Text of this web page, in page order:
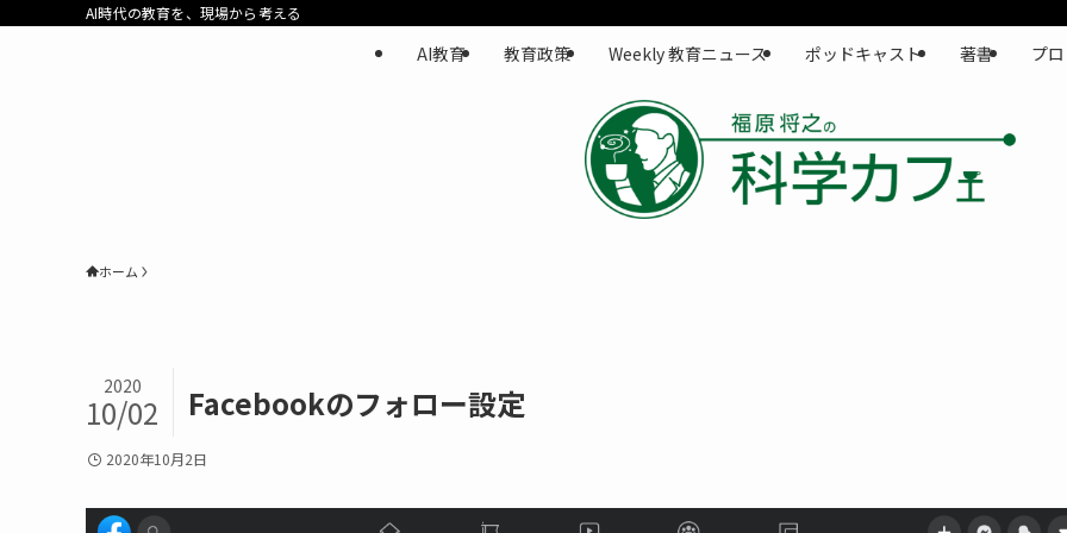
AI時代の教育を、現場から考える
AI教育 教育政策 Weekly 教育ニュース ポッドキャスト 著書 プ
ホーム
Facebookのフォロー設定
2020
10/02
2020年10月2日